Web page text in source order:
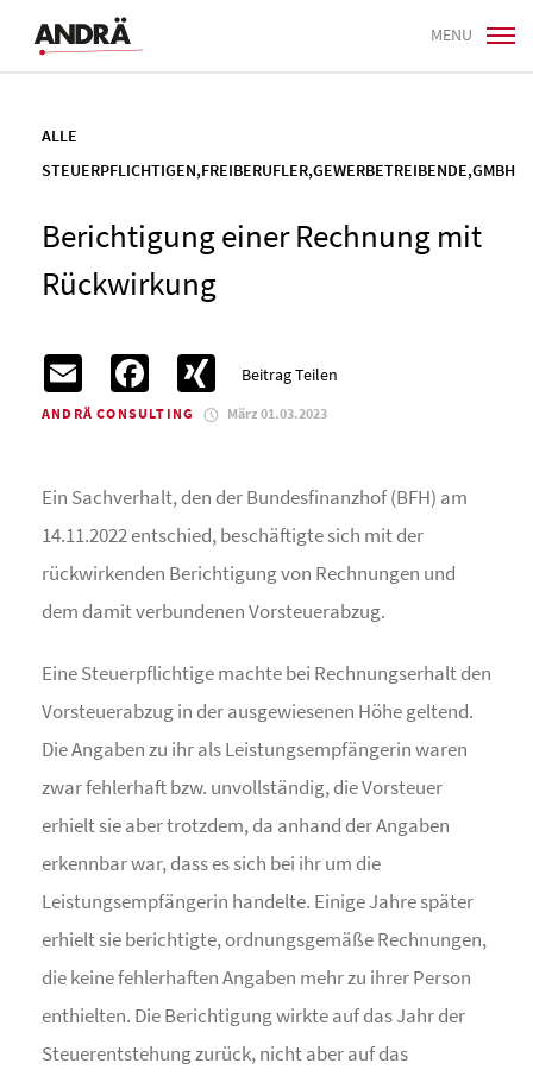
MENU
ALLE
STEUERPFLICHTIGEN,FREIBERUFLER,GEWERBETREIBENDE,GMBH
Berichtigung einer Rechnung mit
Rückwirkung
Beitrag Teilen
Email Facebook XING
ANDRÄ CONSULTING März 01.03.2023
Ein Sachverhalt, den der Bundesfinanzhof (BFH) am
14.11.2022 entschied, beschäftigte sich mit der
rückwirkenden Berichtigung von Rechnungen und
dem damit verbundenen Vorsteuerabzug.
Eine Steuerpflichtige machte bei Rechnungserhalt den
Vorsteuerabzug in der ausgewiesenen Höhe geltend.
Die Angaben zu ihr als Leistungsempfängerin waren
zwar fehlerhaft bzw. unvollständig, die Vorsteuer
erhielt sie aber trotzdem, da anhand der Angaben
erkennbar war, dass es sich bei ihr um die
Leistungsempfängerin handelte. Einige Jahre später
erhielt sie berichtigte, ordnungsgemäße Rechnungen,
die keine fehlerhaften Angaben mehr zu ihrer Person
enthielten. Die Berichtigung wirkte auf das Jahr der
Steuerentstehung zurück, nicht aber auf das